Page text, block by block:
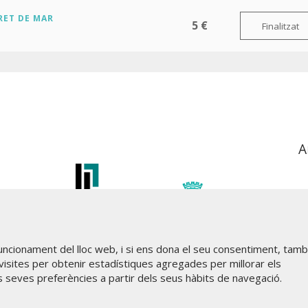
DE MAR 5 € Finalitzat
del lloc web, i si ens dona el seu consentiment,
per obtenir estadístiques agregades per millorar els
preferències a partir dels seus hàbits de navegació.